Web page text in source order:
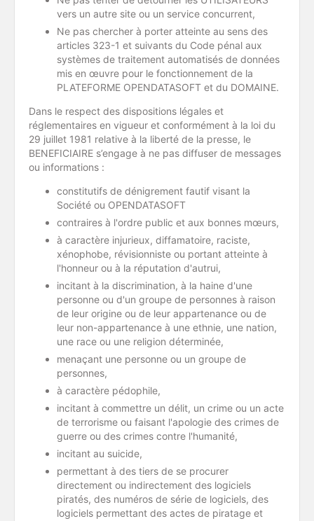
vers un autre site ou un service concurrent,
Ne pas chercher à porter atteinte au sens des
articles 323-1 et suivants du Code pénal aux
systèmes de traitement automatisés de données
mis en œuvre pour le fonctionnement de la
PLATEFORME OPENDATASOFT et du DOMAINE.
Dans le respect des dispositions légales et
réglementaires en vigueur et conformément à la loi du
29 juillet 1981 relative à la liberté de la presse, le
BENEFICIAIRE s’engage à ne pas diffuser de messages
ou informations :
constitutifs de dénigrement fautif visant la
Société ou OPENDATASOFT
contraires à l'ordre public et aux bonnes mœurs,
à caractère injurieux, diffamatoire, raciste,
xénophobe, révisionniste ou portant atteinte à
l'honneur ou à la réputation d'autrui,
incitant à la discrimination, à la haine d'une
personne ou d'un groupe de personnes à raison
de leur origine ou de leur appartenance ou de
leur non-appartenance à une ethnie, une nation,
une race ou une religion déterminée,
menaçant une personne ou un groupe de
personnes,
à caractère pédophile,
incitant à commettre un délit, un crime ou un acte
de terrorisme ou faisant l'apologie des crimes de
guerre ou des crimes contre l'humanité,
incitant au suicide,
permettant à des tiers de se procurer
directement ou indirectement des logiciels
piratés, des numéros de série de logiciels, des
logiciels permettant des actes de piratage et